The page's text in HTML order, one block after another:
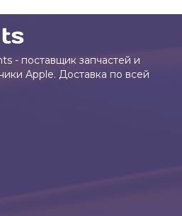
- поставщик запчастей и
Apple. Доставка по всей